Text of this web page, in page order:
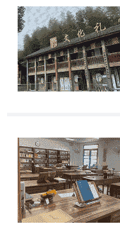
集宁师范学院2022年退
治区教育厅《关于印发
自治区教育招生考试中
环境设计等专业招生计
列科类为蒙授音乐，播
2021年集宁师范学